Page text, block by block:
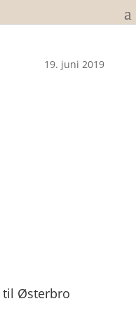
19. juni 2019
til Østerbro